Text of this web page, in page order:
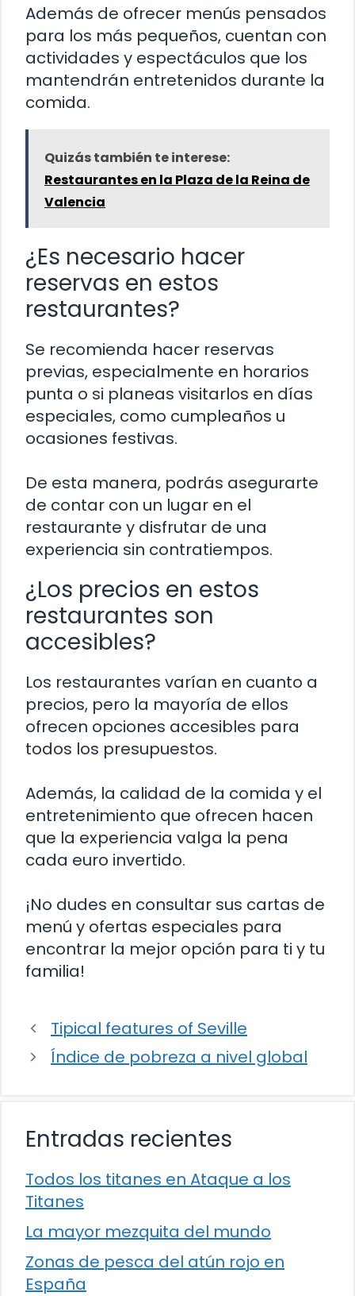
Además de ofrecer menús pensados
para los más pequeños, cuentan con
actividades y espectáculos que los
mantendrán entretenidos durante la
comida.
Quizás también te interese:
Restaurantes en la Plaza de la Reina de
Valencia
¿Es necesario hacer
reservas en estos
restaurantes?
Se recomienda hacer reservas
previas, especialmente en horarios
punta o si planeas visitarlos en días
especiales, como cumpleaños u
ocasiones festivas.
De esta manera, podrás asegurarte
de contar con un lugar en el
restaurante y disfrutar de una
experiencia sin contratiempos.
¿Los precios en estos
restaurantes son
accesibles?
Los restaurantes varían en cuanto a
precios, pero la mayoría de ellos
ofrecen opciones accesibles para
todos los presupuestos.
Además, la calidad de la comida y el
entretenimiento que ofrecen hacen
que la experiencia valga la pena
cada euro invertido.
¡No dudes en consultar sus cartas de
menú y ofertas especiales para
encontrar la mejor opción para ti y tu
familia!
Tipical features of Seville
Índice de pobreza a nivel global
Entradas recientes
Todos los titanes en Ataque a los
Titanes
La mayor mezquita del mundo
Zonas de pesca del atún rojo en
España